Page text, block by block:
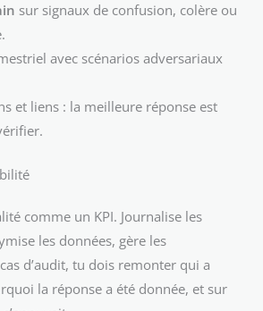
sur signaux de confusion, colère ou
avec scénarios adversariaux
et liens : la meilleure réponse est
comme un KPI. Journalise les
les données, gère les
d’audit, tu dois remonter qui a
la réponse a été donnée, et sur